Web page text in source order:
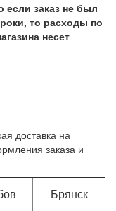
если заказ не был
то расходы по
несет
доставка на
заказа и
Брянск